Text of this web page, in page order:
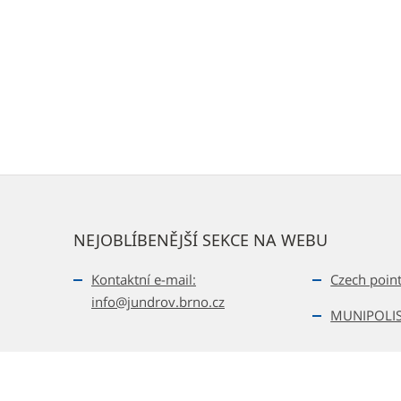
NEJOBLÍBENĚJŠÍ SEKCE NA WEBU
Kontaktní e-mail:
info@jundrov.brno.cz
Czech point